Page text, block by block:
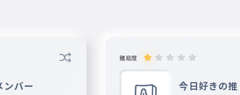
ンバー
難易度
今日好きの